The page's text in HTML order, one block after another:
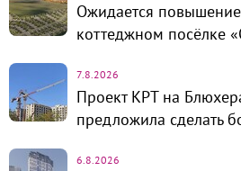
Ожидается
коттеджном посёлке
7.8.2026
Проект КРТ на
предложила сделать
6.8.2026